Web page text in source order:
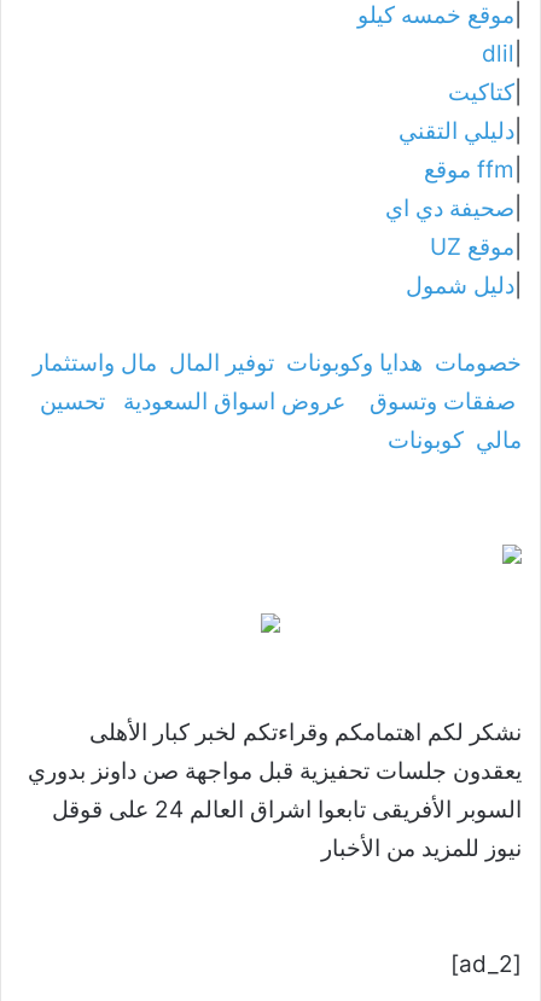
موقع خمسه كيلو
dlil
كتاكيت
دليلي التقني
ffm موقع
صحيفة دي اي
موقع UZ
دليل شمول
خصومات هدايا وكوبونات توفير المال مال واستثمار
صفقات وتسوق
عروض اسواق السعودية
تحسين
مالي كوبونات
نشكر لكم اهتمامكم وقراءتكم لخبر كبار الأهلى
يعقدون جلسات تحفيزية قبل مواجهة صن داونز بدوري
السوبر الأفريقى تابعوا اشراق العالم 24 على قوقل
نيوز للمزيد من الأخبار
[ad_2]